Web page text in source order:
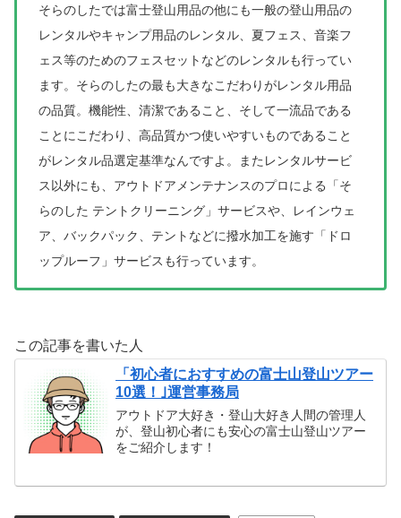
そらのしたでは富士登山用品の他にも一般の登山用品の
レンタルやキャンプ用品のレンタル、夏フェス、音楽フ
ェス等のためのフェスセットなどのレンタルも行ってい
ます。そらのしたの最も大きなこだわりがレンタル用品
の品質。機能性、清潔であること、そして一流品である
ことにこだわり、高品質かつ使いやすいものであること
がレンタル品選定基準なんですよ。またレンタルサービ
ス以外にも、アウトドアメンテナンスのプロによる「そ
らのした テントクリーニング」サービスや、レインウェ
ア、バックパック、テントなどに撥水加工を施す「ドロ
ップルーフ」サービスも行っています。
この記事を書いた人
「初心者におすすめの富士山登山ツアー
10選！｣運営事務局
アウトドア大好き・登山大好き人間の管理人
が、登山初心者にも安心の富士山登山ツアー
をご紹介します！